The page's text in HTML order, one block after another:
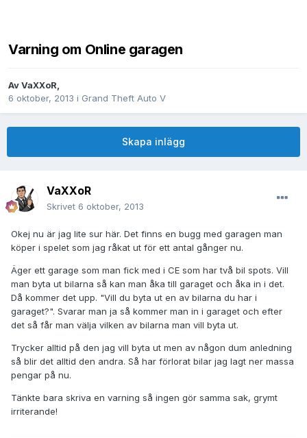
Varning om Online garagen
AvVaXXoR,
6 oktober, 2013 i Grand Theft Auto V
Skapa inlägg
VaXXoR
Skrivet 6 oktober, 2013
Okej nu är jag lite sur här. Det finns en bugg med garagen man
köper i spelet som jag råkat ut för ett antal gånger nu.
Äger ett garage som man fick med i CE som har två bil spots. Vill
man byta ut bilarna så kan man åka till garaget och åka in i det.
Då kommer det upp. "Vill du byta ut en av bilarna du har i
garaget?". Svarar man ja så kommer man in i garaget och efter
det så får man välja vilken av bilarna man vill byta ut.
Trycker alltid på den jag vill byta ut men av någon dum anledning
så blir det alltid den andra. Så har förlorat bilar jag lagt ner massa
pengar på nu.
Tänkte bara skriva en varning så ingen gör samma sak, grymt
irriterande!